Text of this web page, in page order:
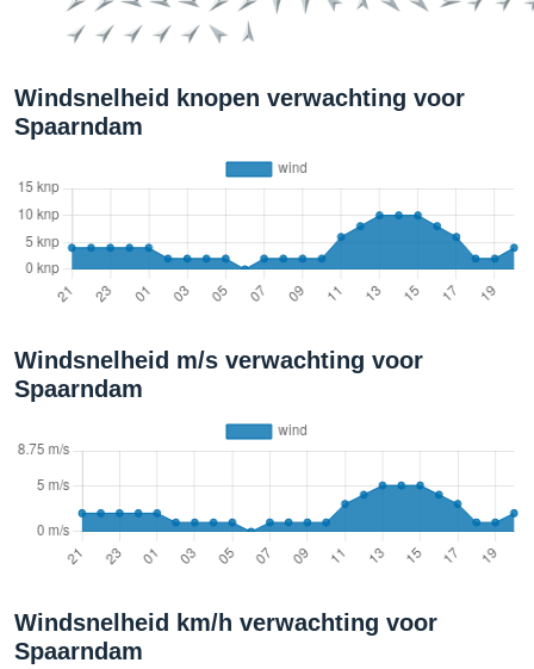
Windsnelheid knopen verwachting voor
Spaarndam
Windsnelheid m/s verwachting voor
Spaarndam
Windsnelheid km/h verwachting voor
Spaarndam